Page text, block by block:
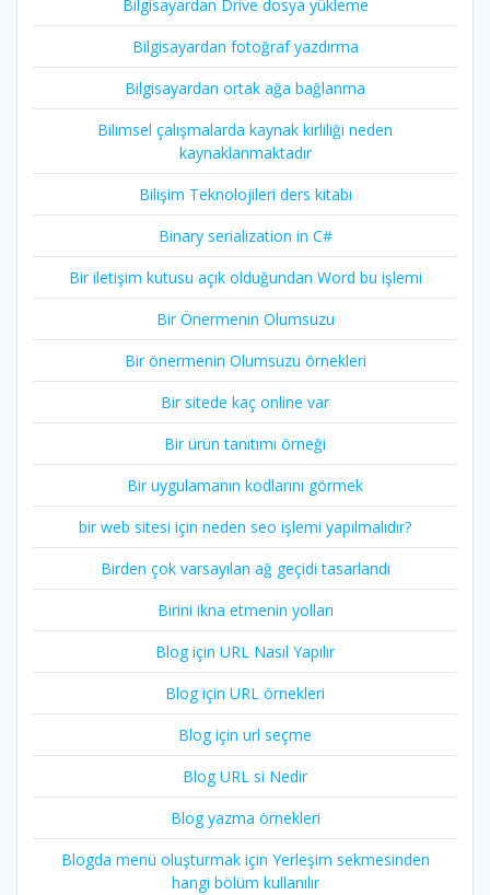
Bilgisayardan Drive dosya yükleme
Bilgisayardan fotoğraf yazdırma
Bilgisayardan ortak ağa bağlanma
Bilimsel çalışmalarda kaynak kirliliği neden
kaynaklanmaktadır
Bilişim Teknolojileri ders kitabı
Binary serialization in C#
Bir iletişim kutusu açık olduğundan Word bu işlemi
Bir Önermenin Olumsuzu
Bir önermenin Olumsuzu örnekleri
Bir sitede kaç online var
Bir ürün tanıtımı örneği
Bir uygulamanın kodlarını görmek
bir web sitesi için neden seo işlemi yapılmalıdır?
Birden çok varsayılan ağ geçidi tasarlandı
Birini ikna etmenin yolları
Blog için URL Nasıl Yapılır
Blog için URL örnekleri
Blog için url seçme
Blog URL si Nedir
Blog yazma örnekleri
Blogda menü oluşturmak için Yerleşim sekmesinden
hangi bölüm kullanılır